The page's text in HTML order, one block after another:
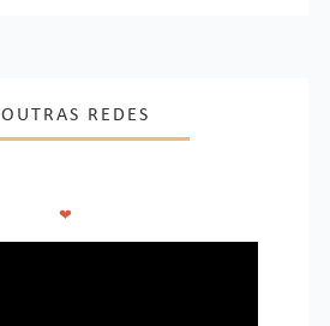
OUTRAS REDES
❤